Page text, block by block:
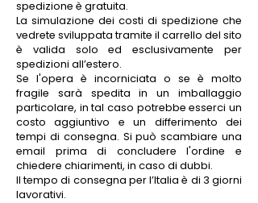
spedizione è gratuita.
La simulazione dei costi di spedizione che
vedrete sviluppata tramite il carrello del sito
è valida solo ed esclusivamente per
spedizioni all’estero.
Se l'opera è incorniciata o se è molto
fragile sarà spedita in un imballaggio
particolare, in tal caso potrebbe esserci un
costo aggiuntivo e un differimento dei
tempi di consegna. Si può scambiare una
email prima di concludere l'ordine e
chiedere chiarimenti, in caso di dubbi.
Il tempo di consegna per l’Italia è di 3 giorni
lavorativi.